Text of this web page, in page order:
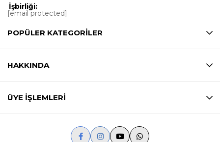
İşbirliği:
[email protected]
POPÜLER KATEGORİLER
HAKKINDA
ÜYE İŞLEMLERİ